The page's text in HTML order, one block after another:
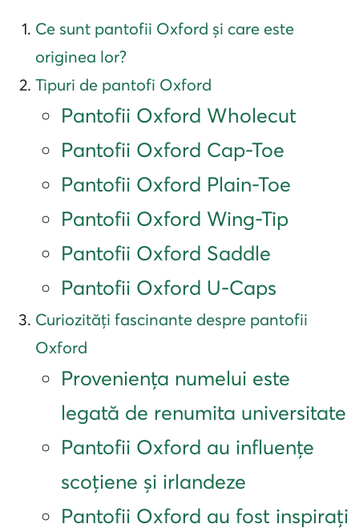
Ce sunt pantofii Oxford și care este
originea lor?
Tipuri de pantofi Oxford
Pantofii Oxford Wholecut
Pantofii Oxford Cap-Toe
Pantofii Oxford Plain-Toe
Pantofii Oxford Wing-Tip
Pantofii Oxford Saddle
Pantofii Oxford U-Caps
Curiozități fascinante despre pantofii
Oxford
Proveniența numelui este
legată de renumita universitate
Pantofii Oxford au influențe
scoțiene și irlandeze
Pantofii Oxford au fost inspirați